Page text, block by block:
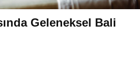
Geleneksel Bali